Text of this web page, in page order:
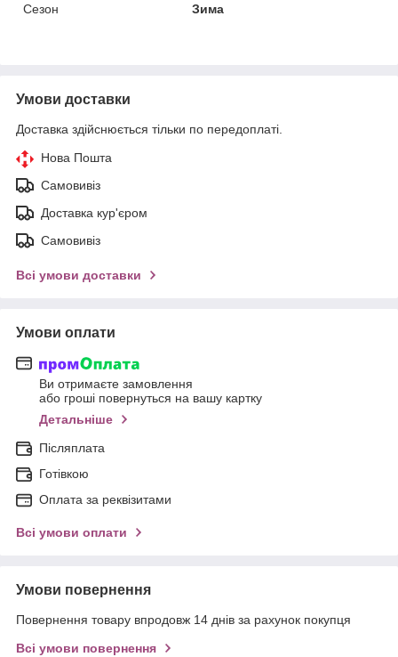
Сезон
Зима
Умови доставки
Доставка здійснюється тільки по передоплаті.
Нова Пошта
Самовивіз
Доставка кур'єром
Самовивіз
Всі умови доставки
Умови оплати
Ви отримаєте замовлення
або гроші повернуться на вашу картку
Детальніше
Післяплата
Готівкою
Оплата за реквізитами
Всі умови оплати
Умови повернення
Повернення товару впродовж 14 днів за рахунок покупця
Всі умови повернення